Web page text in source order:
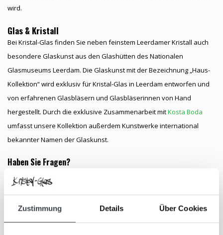
Zustimmung Details Über Cookies
wird.
Glas & Kristall
Bei Kristal-Glas finden Sie neben feinstem Leerdamer Kristall auch
besondere Glaskunst aus den Glashütten des Nationalen
Glasmuseums Leerdam. Die Glaskunst mit der Bezeichnung „Haus-
Kollektion“ wird exklusiv für Kristal-Glas in Leerdam entworfen und
von erfahrenen Glasbläsern und Glasbläserinnen von Hand
hergestellt. Durch die exklusive Zusammenarbeit mitKosta Boda
umfasst unsere Kollektion außerdem Kunstwerke international
bekannter Namen der Glaskunst.
Haben Sie Fragen?
Sie erreichen uns an Werktagen von 9:00 bis 17:00 Uhr unter
stellen. Wir antworten Ihnen so schnell wie möglich.